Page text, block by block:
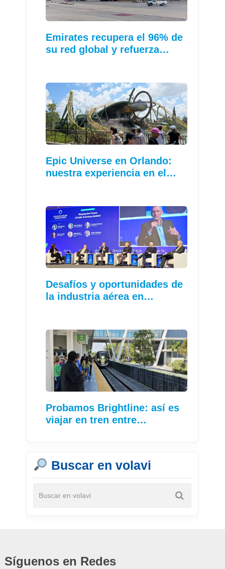
Emirates recupera el 96% de
su red global y refuerza…
Epic Universe en Orlando:
nuestra experiencia en el…
Desafíos y oportunidades de
la industria aérea en…
Probamos Brightline: así es
viajar en tren entre…
Buscar en volavi
Síguenos en Redes